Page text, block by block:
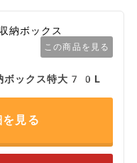
この商品を見る
ボックス特大70L
見る